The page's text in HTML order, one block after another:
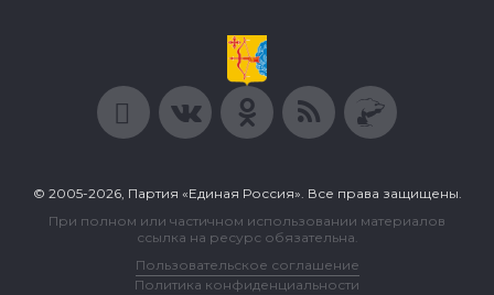
© 2005-2026, Партия «Единая Россия». Все права защищены.
При полном или частичном использовании материалов
ссылка на ресурс обязательна.
Пользовательское соглашение
Политика конфиденциальности